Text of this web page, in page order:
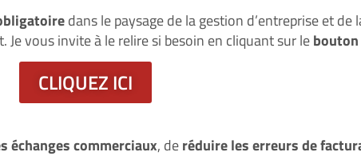
dans le paysage de la gestion d’entreprise et
Je vous invite à le relire si besoin en cliquant sur lebouton
CLIQUEZ ICI
échanges commerciaux, deréduire les erreurs de